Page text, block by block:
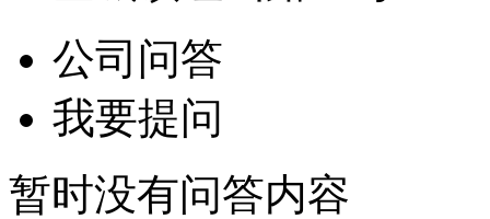
公司问答
我要提问
暂时没有问答内容